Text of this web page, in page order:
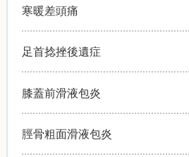
寒暖差頭痛
足首捻挫後遺症
膝蓋前滑液包炎
脛骨粗面滑液包炎